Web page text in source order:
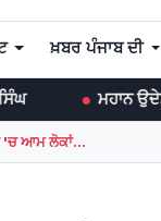
ਖ਼ਬਰ ਪੰਜਾਬ ਦੀ
ਮਹਾਨ ਉਦੇਸ਼ ਦੀ ਪੂਰਤੀ
'ਚ ਆਮ ਲੋਕਾਂ...